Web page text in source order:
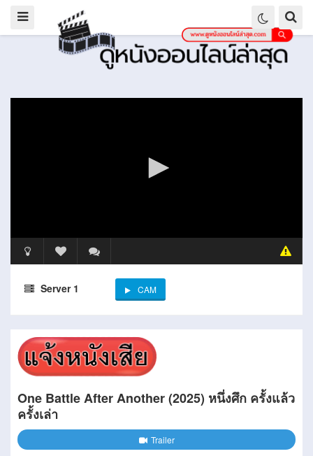
Server 1 CAM
One Battle After Another (2025) หนึ่งศึก ครั้งแล้ว
ครั้งเล่า
Trailer